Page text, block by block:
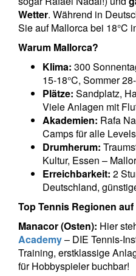
Wetter. Während in
Sie auf Mallorca bei 18°C
Warum Mallorca?
Klima: 300
15-18°C, Sommer
Plätze: Sandplatz,
Viele Anlagen mit
Akademien: Rafa
Camps für alle Levels
Drumherum:
Kultur, Essen –
Erreichbarkeit: 2
Deutschland,
Top Tennis Regionen
Manacor (Osten): Hier
Academy– DIE Tennis-
Training, erstklassige
für Hobbyspieler buchbar!